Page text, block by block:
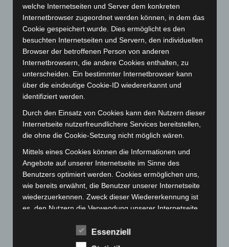
Juli 2023 (118)
Juni 2023(142)
Mai 2023(139)
April 2023 (155)
März 2023
(174)
Februar 2023(154)
Januar 2023 (140)
Dezember 2022(130)
November 2022
(167)
September 2022(205)
August 2022(166)
Juli 2022
(133)
Juni 2022 (167)
welche Internetseiten und Server dem konkreten
Internetbrowser zugeordnet werden können, in dem das
Cookie gespeichert wurde. Dies ermöglicht es den
besuchten Internetseiten und Servern, den individuellen
Browser der betroffenen Person von anderen
Internetbrowsern, die andere Cookies enthalten, zu
unterscheiden. Ein bestimmter Internetbrowser kann
über die eindeutige Cookie-ID wiedererkannt und
identifiziert werden.
Durch den Einsatz von Cookies kann den Nutzern dieser
Internetseite nutzerfreundlichere Services bereitstellen,
die ohne die Cookie-Setzung nicht möglich wären.
Mittels eines Cookies können die Informationen und
Angebote auf unserer Internetseite im Sinne des
Benutzers optimiert werden. Cookies ermöglichen uns,
wie bereits erwähnt, die Benutzer unserer Internetseite
wiederzuerkennen. Zweck dieser Wiedererkennung ist
es, den Nutzern die Verwendung unserer Internetseite
Cookies verwendet, muss beispielsweise nicht bei jedem
Besuch der Internetseite erneut seine Zugangsdaten
Essenziell